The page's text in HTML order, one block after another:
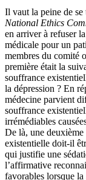
Il vaut la peine de se
National Ethics
en arriver à refuser
médicale pour un
membres du comité
première était la
souffrance
la dépression ? En
médecine parvient
souffrance
irrémédiables
De là, une
existentielle doit-il
qui justifie une
l’affirmative
favorables lorsque la